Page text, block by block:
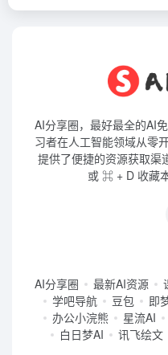
AI分享圈，最好最全的AI
习者在人工智能领域从零
提供了便捷的资源获取渠
或 ⌘ + D 收藏
AI分享圈 最新AI资源
学吧导航
豆包 即
办公小浣熊
星流AI
白日梦AI
讯飞绘文